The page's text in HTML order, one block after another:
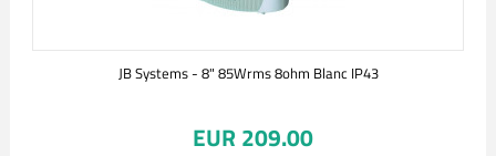
JB Systems - 8" 85Wrms 8ohm Blanc IP43
EUR 209.00